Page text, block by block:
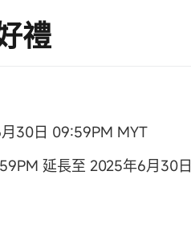
禮
30日 09:59PM MYT
延長至 2025年6月30日